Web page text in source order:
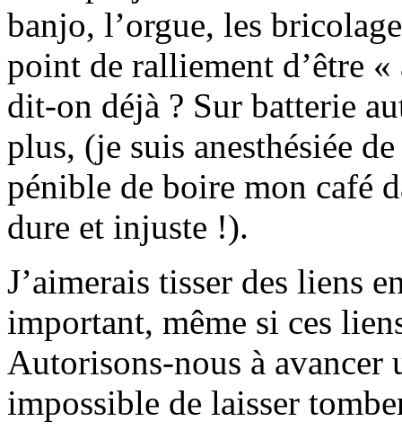
banjo, l’orgue, les
point de ralliement d’être
dit-on déjà ? Sur batterie
plus, (je suis anesthésiée
pénible de boire mon café
dure et injuste !).
J’aimerais tisser des liens
important, même si ces
Autorisons-nous à
impossible de laisser